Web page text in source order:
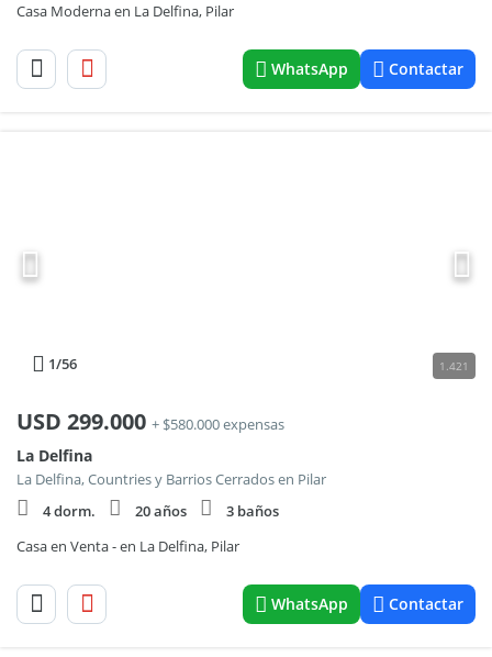
Casa Moderna en La Delfina, Pilar
WhatsApp Contactar
1/56 1.421
USD 299.000 + $580.000 expensas
La Delfina
La Delfina, Countries y Barrios Cerrados en Pilar
4 dorm.
20 años
3 baños
Casa en Venta - en La Delfina, Pilar
WhatsApp Contactar